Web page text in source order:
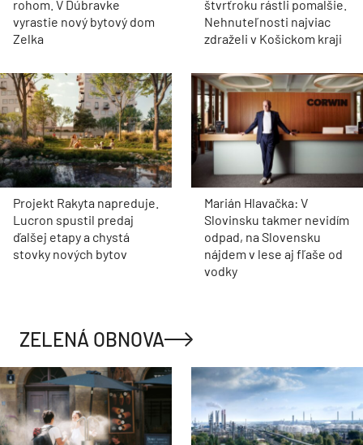
rohom. V Dúbravke
vyrastie nový bytový dom
Zelka
štvrťroku rástli pomalšie.
Nehnuteľnosti najviac
zdraželi v Košickom kraji
Projekt Rakyta napreduje.
Lucron spustil predaj
ďalšej etapy a chystá
stovky nových bytov
Marián Hlavačka: V
Slovinsku takmer nevidím
odpad, na Slovensku
nájdem v lese aj fľaše od
vodky
ZELENÁ OBNOVA